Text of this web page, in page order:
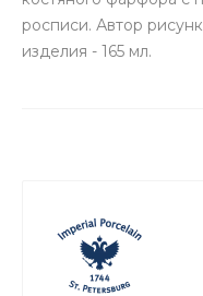
росписи. Автор
изделия - 165 мл.